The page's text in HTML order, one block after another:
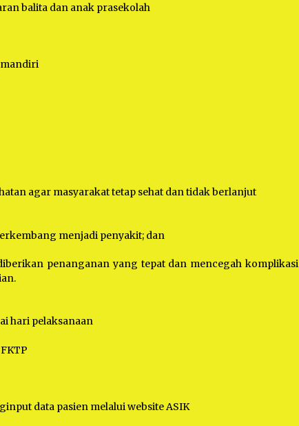
balita dan anak prasekolah
agar masyarakat tetap sehat dan tidak berlanjut
menjadi penyakit; dan
penanganan yang tepat dan mencegah komplikasi
hari pelaksanaan
data pasien melalui website ASIK